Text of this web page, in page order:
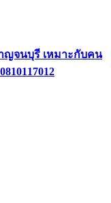
ญจนบุรี เหมาะกับคน